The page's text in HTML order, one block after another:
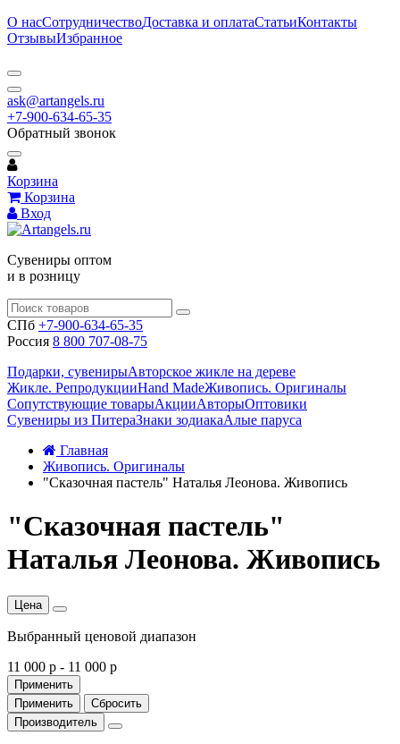
О насСотрудничествоДоставка и оплатаСтатьиКонтакты
ОтзывыИзбранное
ask@artangels.ru
+7-900-634-65-35
Обратный звонок
Корзина
Корзина
Вход
Сувениры оптом
и в розницу
СПб +7-900-634-65-35
Россия 8 800 707-08-75
Подарки, сувенирыАвторское жикле на дереве
Жикле. РепродукцииHand MadeЖивопись. Оригиналы
Сопутствующие товарыАкцииАвторыОптовики
Сувениры из ПитераЗнаки зодиакаАлые паруса
Главная
Живопись. Оригиналы
"Сказочная пастель" Наталья Леонова. Живопись
"Сказочная пастель"
Наталья Леонова. Живопись
Цена
Выбранный ценовой диапазон
11 000 р - 11 000 р
Применить
Применить
Сбросить
Производитель